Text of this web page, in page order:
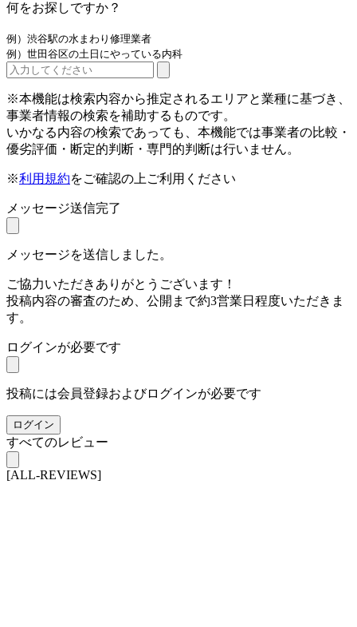
何をお探しですか？
例）渋谷駅の水まわり修理業者
例）世田谷区の土日にやっている内科
※本機能は検索内容から推定されるエリアと業種に基づき、
事業者情報の検索を補助するものです。
いかなる内容の検索であっても、本機能では事業者の比較・
優劣評価・断定的判断・専門的判断は行いません。
※利用規約をご確認の上ご利用ください
メッセージ送信完了
メッセージを送信しました。
ご協力いただきありがとうございます！
投稿内容の審査のため、公開まで約3営業日程度いただきま
す。
ログインが必要です
投稿には会員登録およびログインが必要です
ログイン
すべてのレビュー
[ALL-REVIEWS]